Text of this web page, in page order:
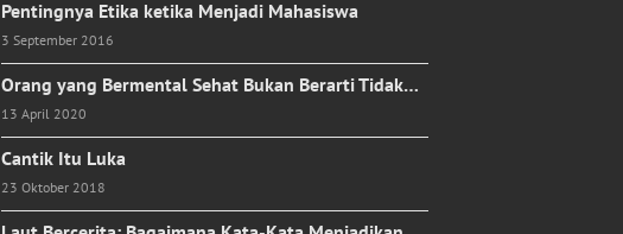
Pentingnya Etika ketika Menjadi Mahasiswa
3 September 2016
Orang yang Bermental Sehat Bukan Berarti Tidak…
13 April 2020
Cantik Itu Luka
23 Oktober 2018